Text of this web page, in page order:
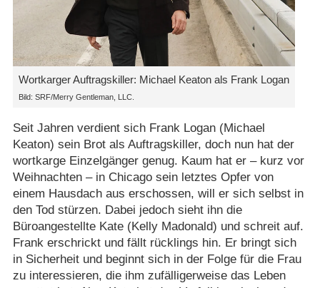
Wortkarger Auftragskiller: Michael Keaton als Frank Logan
Bild: SRF/​Merry Gentleman, LLC.
Seit Jahren verdient sich Frank Logan (Michael
Keaton) sein Brot als Auftragskiller, doch nun hat der
wortkarge Einzelgänger genug. Kaum hat er – kurz vor
Weihnachten – in Chicago sein letztes Opfer von
einem Hausdach aus erschossen, will er sich selbst in
den Tod stürzen. Dabei jedoch sieht ihn die
Büroangestellte Kate (Kelly Madonald) und schreit auf.
Frank erschrickt und fällt rücklings hin. Er bringt sich
in Sicherheit und beginnt sich in der Folge für die Frau
zu interessieren, die ihm zufälligerweise das Leben